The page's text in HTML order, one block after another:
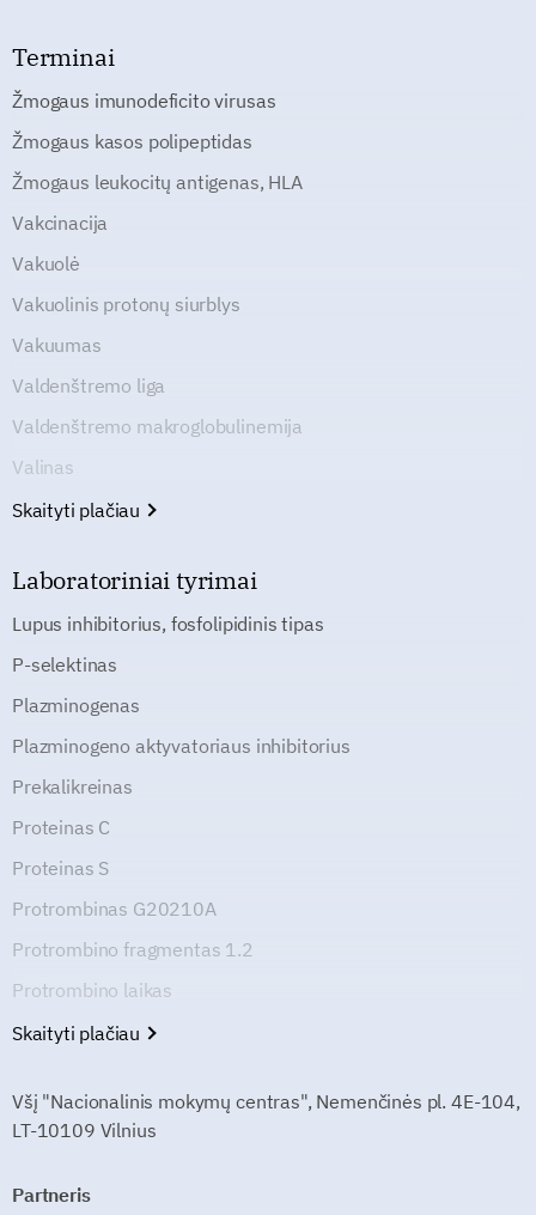
Terminai
Žmogaus imunodeficito virusas
Žmogaus kasos polipeptidas
Žmogaus leukocitų antigenas, HLA
Vakcinacija
Vakuolė
Vakuolinis protonų siurblys
Vakuumas
Valdenštremo liga
Valdenštremo makroglobulinemija
Valinas
Skaityti plačiau
Laboratoriniai tyrimai
Lupus inhibitorius, fosfolipidinis tipas
P-selektinas
Plazminogenas
Plazminogeno aktyvatoriaus inhibitorius
Prekalikreinas
Proteinas C
Proteinas S
Protrombinas G20210A
Protrombino fragmentas 1.2
Protrombino laikas
Skaityti plačiau
Všį "Nacionalinis mokymų centras", Nemenčinės pl. 4E-104,
LT-10109 Vilnius
Partneris